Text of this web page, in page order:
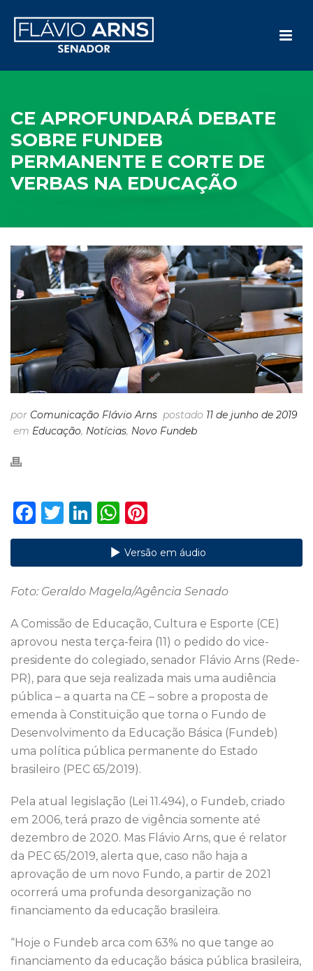
CE APROFUNDARÁ DEBATE
SOBRE FUNDEB
PERMANENTE E CORTE DE
VERBAS NA EDUCAÇÃO
por Comunicação Flávio Arns postado 11 de junho de 2019
em Educação, Notícias, Novo Fundeb
F
a
b
o
o
k
T
w
te
r
Li
n
dI
n
W
h
a
ts
A
p
p
n
te
re
st
Versão em áudio
Foto: Geraldo Magela/Agência Senado
A Comissão de Educação, Cultura e Esporte (CE)
aprovou nesta terça-feira (11) o pedido do vice-
presidente do colegiado, senador Flávio Arns (Rede-
PR), para que seja realizada mais uma audiência
pública – a quarta na CE – sobre a proposta de
emenda à Constituição que torna o Fundo de
Desenvolvimento da Educação Básica (Fundeb)
uma política pública permanente do Estado
brasileiro (PEC 65/2019).
Pela atual legislação (Lei 11.494), o Fundeb, criado
em 2006, terá prazo de vigência somente até
dezembro de 2020. Mas Flávio Arns, que é relator
da PEC 65/2019, alerta que, caso não haja a
aprovação de um novo Fundo, a partir de 2021
ocorrerá uma profunda desorganização no
financiamento da educação brasileira.
“Hoje o Fundeb arca com 63% no que tange ao
financiamento da educação básica pública brasileira,